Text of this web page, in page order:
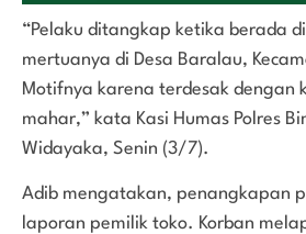
“Pelaku ditangkap ketika berada
mertuanya di Desa Baralau,
Motifnya karena terdesak dengan
mahar,” kata Kasi Humas Polres
Widayaka, Senin (3/7).
Adib mengatakan, penangkapan
laporan pemilik toko. Korban